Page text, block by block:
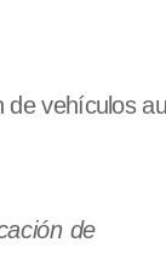
vehículos
de